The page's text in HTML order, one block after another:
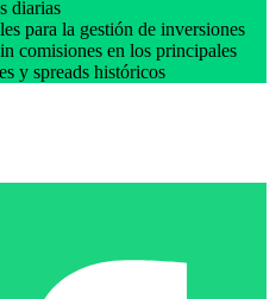
diarias
para la gestión de inversiones
comisiones en los principales
y spreads históricos